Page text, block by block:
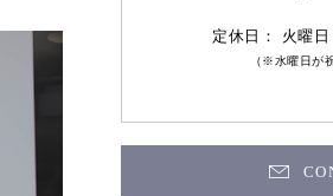
定休日： 火曜
（※水曜日が